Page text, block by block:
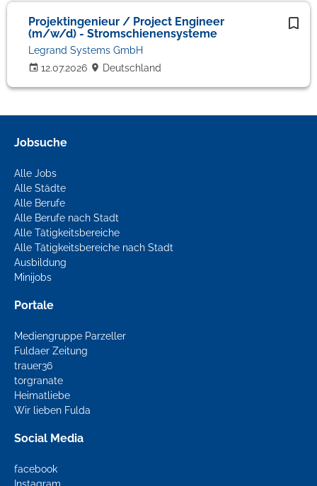
Projektingenieur / Project Engineer
(m/w/d) - Stromschienensysteme
12.07.2026
Legrand Systems GmbH
Deutschland
Jobsuche
Alle Jobs
Alle Städte
Alle Berufe
Alle Berufe nach Stadt
Alle Tätigkeitsbereiche
Alle Tätigkeitsbereiche nach Stadt
Ausbildung
Minijobs
Portale
Mediengruppe Parzeller
Fuldaer Zeitung
trauer36
torgranate
Heimatliebe
Wir lieben Fulda
Social Media
facebook